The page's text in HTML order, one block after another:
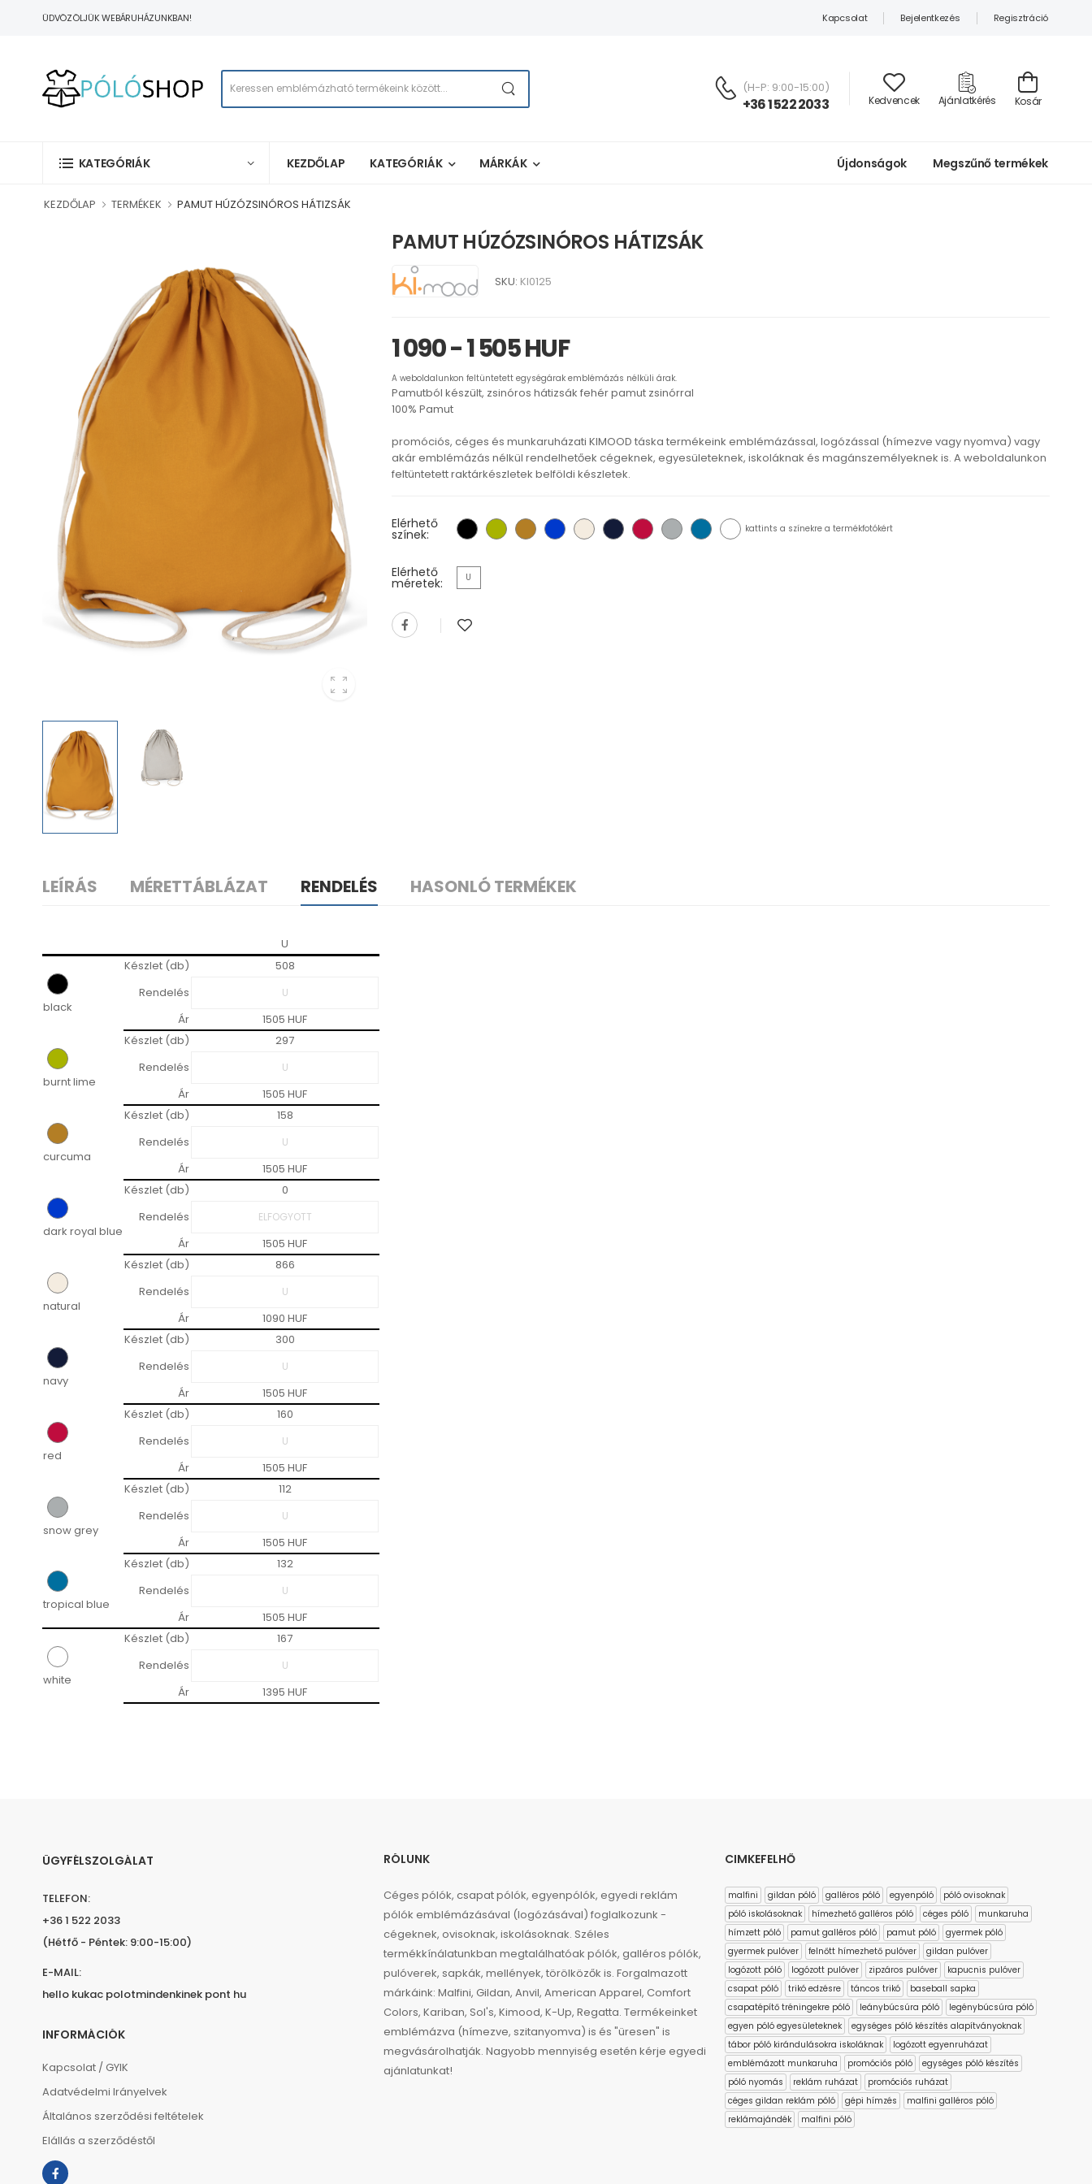
ÜDVÖZÖLJÜK WEBÁRUHÁZUNKBAN! Kapcsolat Bejelentkezés Regisztráció
(H-P: 9:00-15:00)
+36 1 522 2033 Kedvencek Ajánlatkérés Kosár
KATEGÓRIÁK KEZDŐLAP KATEGÓRIÁK MÁRKÁK Újdonságok Megszűnő termékek
KEZDŐLAP TERMÉKEK PAMUT HÚZÓZSINÓROS HÁTIZSÁK
PAMUT HÚZÓZSINÓROS HÁTIZSÁK
SKU: KI0125
1 090 - 1 505 HUF
A weboldalunkon feltüntetett egységárak emblémázás nélküli árak.
Pamutból készült, zsinóros hátizsák fehér pamut zsinórral
100% Pamut
promóciós, céges és munkaruházati KIMOOD táska termékeink emblémázással, logózással (hímezve vagy nyomva) vagy
akár emblémázás nélkül rendelhetőek cégeknek, egyesületeknek, iskoláknak és magánszemélyeknek is. A weboldalunkon
feltüntetett raktárkészletek belföldi készletek.
Elérhető
színek: kattints a színekre a termékfotókért
Elérhető
méretek: U
LEÍRÁS MÉRETTÁBLÁZAT RENDELÉS HASONLÓ TERMÉKEK
U
black
Készlet (db)
508
Rendelés
Ár
1505 HUF
burnt lime
Készlet (db)
297
Rendelés
Ár
1505 HUF
curcuma
Készlet (db)
158
Rendelés
Ár
1505 HUF
dark royal blue
Készlet (db)
0
Rendelés
Ár
1505 HUF
natural
Készlet (db)
866
Rendelés
Ár
1090 HUF
navy
Készlet (db)
300
Rendelés
Ár
1505 HUF
red
Készlet (db)
160
Rendelés
Ár
1505 HUF
snow grey
Készlet (db)
112
Rendelés
Ár
1505 HUF
tropical blue
Készlet (db)
132
Rendelés
Ár
1505 HUF
white
Készlet (db)
167
Rendelés
Ár
1395 HUF
ÜGYFÉLSZOLGÁLAT
TELEFON:
+36 1 522 2033
(Hétfő - Péntek: 9:00-15:00)
E-MAIL:
hello kukac polotmindenkinek pont hu
INFORMÁCIÓK
Kapcsolat / GYIK
Adatvédelmi Irányelvek
Általános szerződési feltételek
Elállás a szerződéstől
RÓLUNK
Céges pólók, csapat pólók, egyenpólók, egyedi reklám
pólók emblémázásával (logózásával) foglalkozunk -
cégeknek, ovisoknak, iskolásoknak. Széles
termékkínálatunkban megtalálhatóak pólók, galléros pólók,
pulóverek, sapkák, mellények, törölközők is. Forgalmazott
márkáink: Malfini, Gildan, Anvil, American Apparel, Comfort
Colors, Kariban, Sol's, Kimood, K-Up, Regatta. Termékeinket
emblémázva (hímezve, szitanyomva) is és "üresen" is
megvásárolhatják. Nagyobb mennyiség esetén kérje egyedi
ajánlatunkat!
CIMKEFELHŐ
malfini gildan póló galléros póló egyenpóló
póló ovisoknak
póló iskolásoknak
hímezhető galléros póló céges póló
munkaruha
hímzett póló
pamut galléros póló pamut póló
gyermek póló
gyermek pulóver
felnőtt hímezhető pulóver
gildan pulóver
logózott póló
logózott pulóver zipzáros pulóver
kapucnis pulóver
csapat póló
trikó edzésre táncos trikó
baseball sapka
csapatépítő tréningekre póló
leánybúcsúra póló
legénybúcsúra póló
egyen póló egyesületeknek
egységes póló készítés alapítványoknak
tábor póló kirándulásokra iskoláknak
logózott egyenruházat
emblémázott munkaruha
promóciós póló
egységes póló készítés
póló nyomás
reklám ruházat
promóciós ruházat
céges gildan reklám póló
gépi hímzés
malfini galléros póló
reklámajándék
malfini póló